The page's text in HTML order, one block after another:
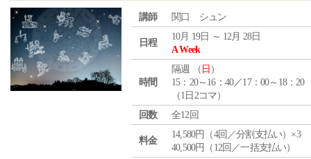
講師 関口 シュン
日程
10月 19日 ～ 12月 28日
A Week
時間
隔週 （ 日 ）
15：20～16：40／17：00～18：20
（1日2コマ）
回数
全12回
料金
14,580円（4回／分割支払い）×3
40,500円（12回／一括支払い）